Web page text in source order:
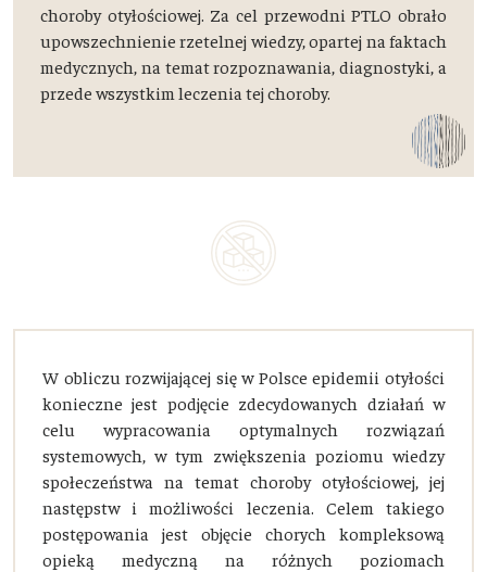
choroby otyłościowej. Za cel przewodni PTLO obrało
upowszechnienie rzetelnej wiedzy, opartej na faktach
medycznych, na temat rozpoznawania, diagnostyki, a
przede wszystkim leczenia tej choroby.
W obliczu rozwijającej się w Polsce epidemii otyłości
konieczne jest podjęcie zdecydowanych działań w
celu wypracowania optymalnych rozwiązań
systemowych, w tym zwiększenia poziomu wiedzy
społeczeństwa na temat choroby otyłościowej, jej
następstw i możliwości leczenia. Celem takiego
postępowania jest objęcie chorych kompleksową
opieką medyczną na różnych poziomach